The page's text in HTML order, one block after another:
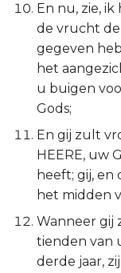
2 Johannes
3 Johannes
Judas
Openbaring
En nu, zie,
de vrucht
gegeven
het
u buigen
Gods;
En gij zult
HEERE, uw
heeft; gij, en
het midden
Wanneer gij
tienden van
derde jaar,